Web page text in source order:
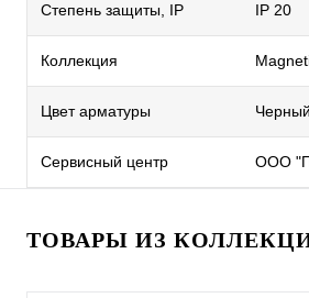
Степень защиты, IP IP 20
Коллекция
Цвет арматуры Черный
Сервисный центр ООО
ТОВАРЫ ИЗ